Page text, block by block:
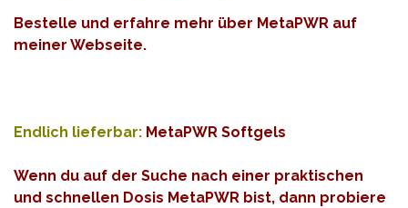
Bestelle und erfahre mehr über MetaPWR auf
meiner Webseite.
Endlich lieferbar: MetaPWR Softgels
Wenn du auf der Suche nach einer praktischen
und schnellen Dosis MetaPWR bist, dann probiere